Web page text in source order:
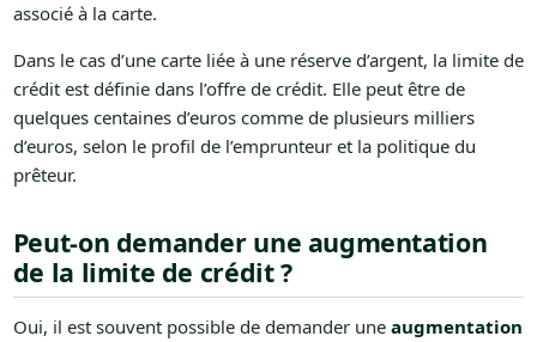
associé à la carte.
Dans le cas d’une carte liée à une réserve d’argent, la limite de
crédit est définie dans l’offre de crédit. Elle peut être de
quelques centaines d’euros comme de plusieurs milliers
d’euros, selon le profil de l’emprunteur et la politique du
prêteur.
Peut-on demander une augmentation
de la limite de crédit ?
Oui, il est souvent possible de demander une augmentation